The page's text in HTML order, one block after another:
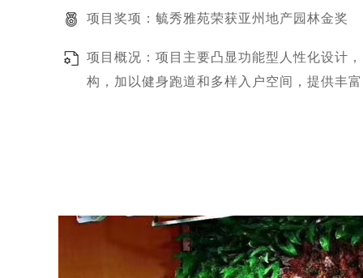
项目奖项：毓秀雅苑荣获亚州地产园林金奖
项目概况：项目主要凸显功能型人性化设计
构，加以健身跑道和多样入户空间，提供丰